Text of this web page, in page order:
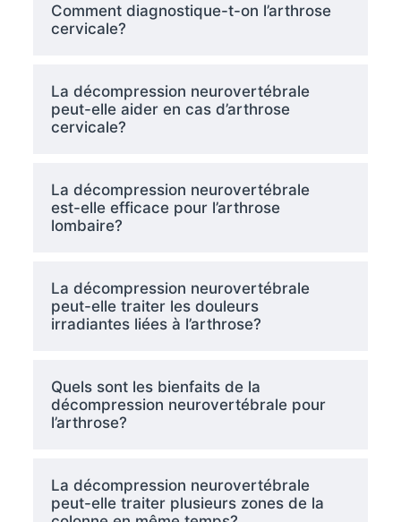
Comment diagnostique-t-on l’arthrose
cervicale?
La décompression neurovertébrale
peut-elle aider en cas d’arthrose
cervicale?
La décompression neurovertébrale
est-elle efficace pour l’arthrose
lombaire?
La décompression neurovertébrale
peut-elle traiter les douleurs
irradiantes liées à l’arthrose?
Quels sont les bienfaits de la
décompression neurovertébrale pour
l’arthrose?
La décompression neurovertébrale
peut-elle traiter plusieurs zones de la